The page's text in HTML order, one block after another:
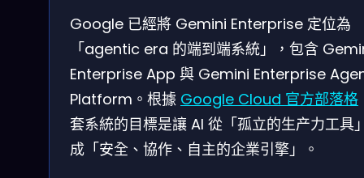
Google 已經將 Gemini Enterprise 定位為
「agentic era 的端到端系統」，包含
Enterprise App 與 Gemini Enterprise
Platform。根據 Google Cloud 官方部落格
套系統的目標是讓 AI 從「孤立的生产力工具
成「安全、協作、自主的企業引擎」。